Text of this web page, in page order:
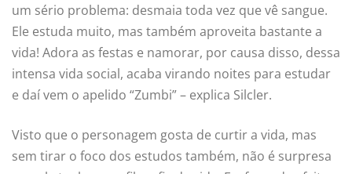
um sério problema: desmaia toda vez que vê sangue.
Ele estuda muito, mas também aproveita bastante a
vida! Adora as festas e namorar, por causa disso, dessa
intensa vida social, acaba virando noites para estudar
e daí vem o apelido “Zumbi” – explica Silcler.
Visto que o personagem gosta de curtir a vida, mas
sem tirar o foco dos estudos também, não é surpresa